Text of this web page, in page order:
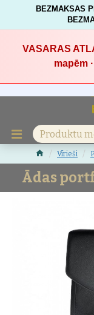
BEZMAKSAS
VASARAS
mapēm
Vīrieši
Ādas